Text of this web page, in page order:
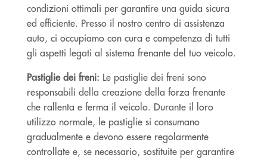
condizioni ottimali per garantire una guida sicura
ed efficiente. Presso il nostro centro di assistenza
auto, ci occupiamo con cura e competenza di tutti
gli aspetti legati al sistema frenante del tuo veicolo.
Pastiglie dei freni: Le pastiglie dei freni sono
responsabili della creazione della forza frenante
che rallenta e ferma il veicolo. Durante il loro
utilizzo normale, le pastiglie si consumano
gradualmente e devono essere regolarmente
controllate e, se necessario, sostituite per garantire